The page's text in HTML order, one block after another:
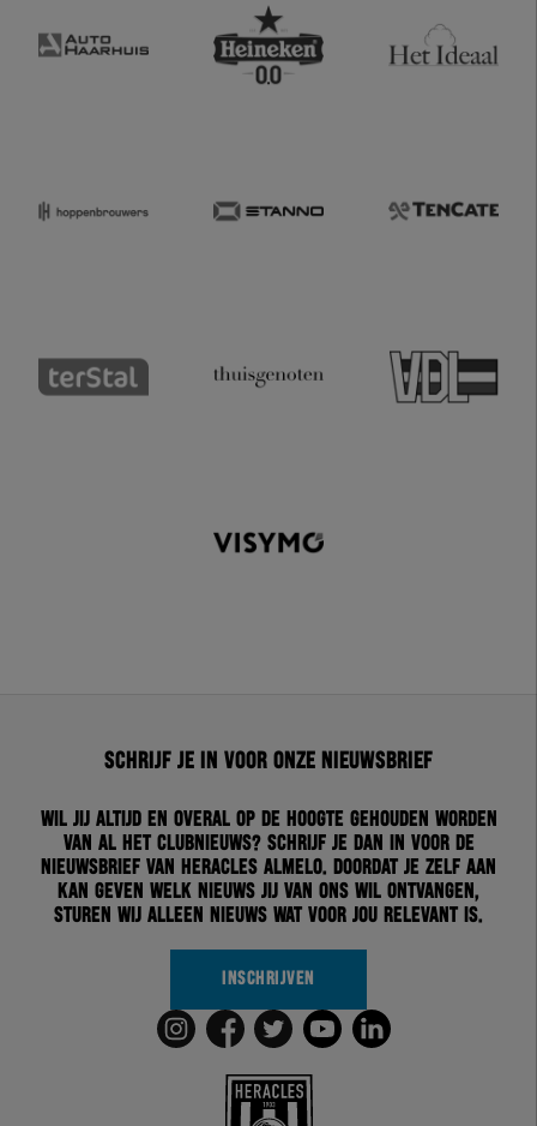
Schrijf je in voor onze nieuwsbrief
Wil jij altijd en overal op de hoogte gehouden worden
van al het clubnieuws? Schrijf je dan in voor de
nieuwsbrief van Heracles Almelo. Doordat je zelf aan
kan geven welk nieuws jij van ons wil ontvangen,
sturen wij alleen nieuws wat voor jou relevant is.
INSCHRIJVEN